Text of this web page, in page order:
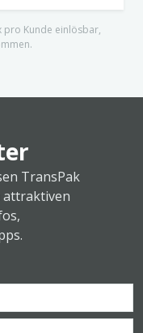
Kunde einlösbar,
TransPak
attraktiven